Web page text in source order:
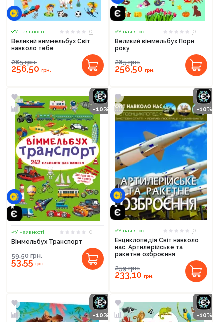
У наявності
0
Великий виммельбух Світ
навколо тебе
285грн.
256,50 грн.
У наявності
0
Великий віммельбух Пори
року
285грн.
256,50 грн.
-10%
У наявності
0
Віммельбух Транспорт
59,50грн.
53,55 грн.
-10%
У наявності
0
Енциклопедія Світ навколо
нас. Артилерійське та
ракетне озброєння
259грн.
233,10 грн.
-10% -10%